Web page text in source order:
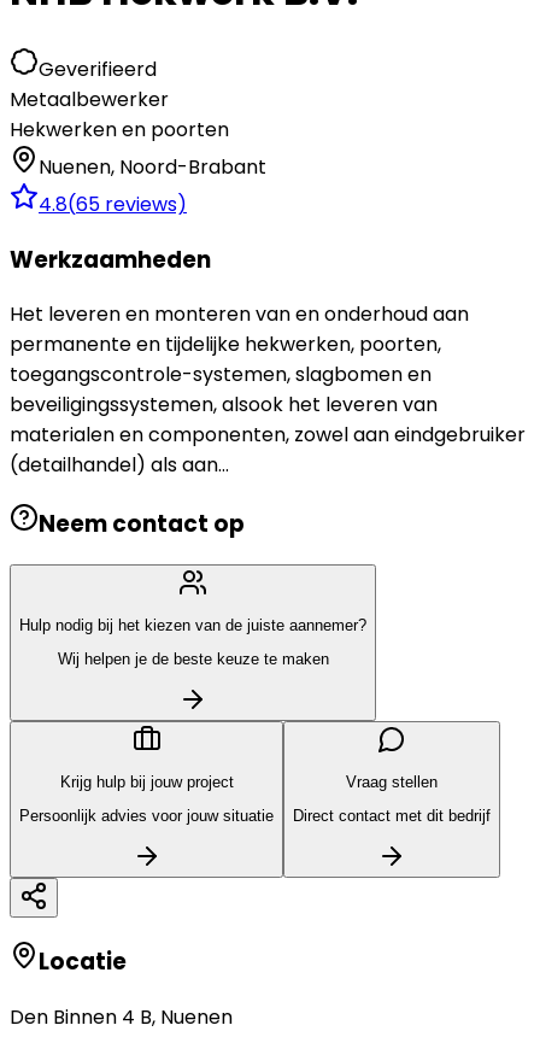
Geverifieerd
Metaalbewerker
Hekwerken en poorten
Nuenen, Noord-Brabant
4.8(65 reviews)
Werkzaamheden
Het leveren en monteren van en onderhoud aan
permanente en tijdelijke hekwerken, poorten,
toegangscontrole-systemen, slagbomen en
beveiligingssystemen, alsook het leveren van
materialen en componenten, zowel aan eindgebruiker
(detailhandel) als aan...
Neem contact op
Hulp nodig bij het kiezen van de juiste aannemer?
Wij helpen je de beste keuze te maken
Krijg hulp bij jouw project
Persoonlijk advies voor jouw situatie
Vraag stellen
Direct contact met dit bedrijf
Locatie
Den Binnen 4 B, Nuenen